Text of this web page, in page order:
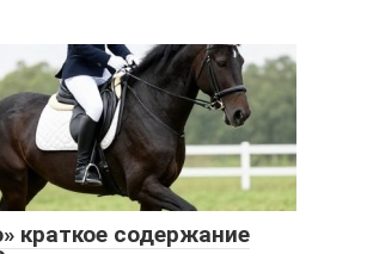
краткое содержание